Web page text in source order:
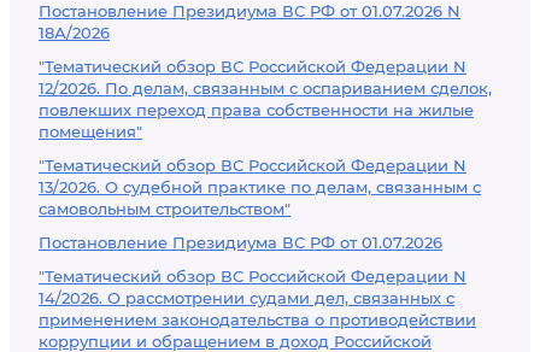
Постановление Президиума ВС РФ от 01.07.2026 N
18А/2026
"Тематический обзор ВС Российской Федерации N
12/2026. По делам, связанным с оспариванием сделок,
повлекших переход права собственности на жилые
помещения"
"Тематический обзор ВС Российской Федерации N
13/2026. О судебной практике по делам, связанным с
самовольным строительством"
Постановление Президиума ВС РФ от 01.07.2026
"Тематический обзор ВС Российской Федерации N
14/2026. О рассмотрении судами дел, связанных с
применением законодательства о противодействии
коррупции и обращением в доход Российской